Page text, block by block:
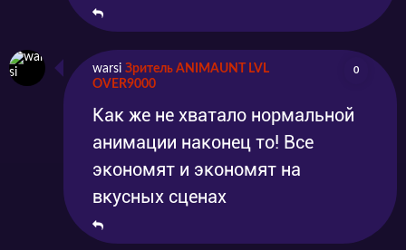
warsi Зритель ANIMAUNT LVL
OVER9000
0
Как же не хватало нормальной
анимации наконец то! Все
экономят и экономят на
вкусных сценах